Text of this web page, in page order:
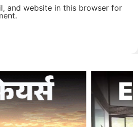
and website in this browser for